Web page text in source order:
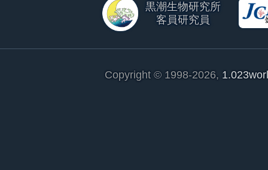
黒潮生物研究所
客員研究員
Copyright © 1998-2026,